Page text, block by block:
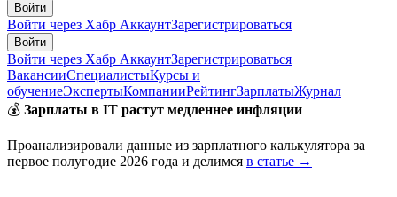
Войти
Войти через Хабр АккаунтЗарегистрироваться
Войти
Войти через Хабр АккаунтЗарегистрироваться
ВакансииСпециалистыКурсы и
обучениеЭкспертыКомпанииРейтингЗарплатыЖурнал
💰 Зарплаты в IT растут медленнее инфляции
Проанализировали данные из зарплатного калькулятора за
первое полугодие 2026 года и делимся в статье →